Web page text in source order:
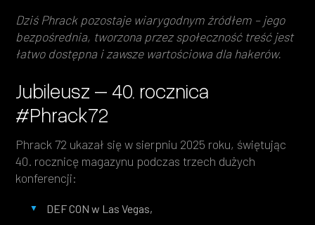
Dziś Phrack pozostaje wiarygodnym źródłem – jego
bezpośrednia, tworzona przez społeczność treść jest
łatwo dostępna i zawsze wartościowa dla hakerów.
Jubileusz – 40. rocznica
#Phrack72
Phrack 72 ukazał się w sierpniu 2025 roku, świętując
40. rocznicę magazynu podczas trzech dużych
konferencji:
DEF CON w Las Vegas,